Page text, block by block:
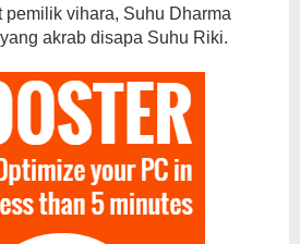
pemilik vihara, Suhu Dharma
akrab disapa Suhu Riki.